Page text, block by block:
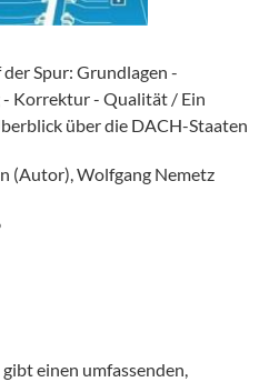
Spur: Grundlagen -
Korrektur - Qualität / Ein
über die DACH-Staaten
(Autor), Wolfgang Nemetz
einen umfassenden,